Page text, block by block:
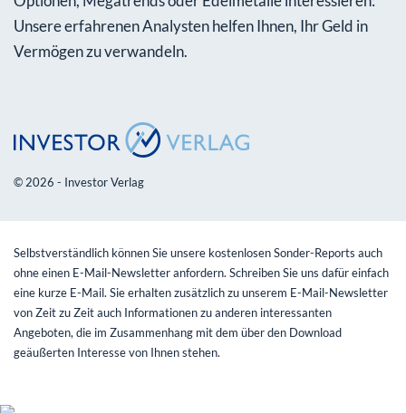
Unsere erfahrenen Analysten helfen Ihnen, Ihr Geld in
Vermögen zu verwandeln.
© 2026 - Investor Verlag
Selbstverständlich können Sie unsere kostenlosen Sonder-Reports auch
ohne einen E-Mail-Newsletter anfordern. Schreiben Sie uns dafür einfach
eine kurze E-Mail. Sie erhalten zusätzlich zu unserem E-Mail-Newsletter
von Zeit zu Zeit auch Informationen zu anderen interessanten
Angeboten, die im Zusammenhang mit dem über den Download
geäußerten Interesse von Ihnen stehen.